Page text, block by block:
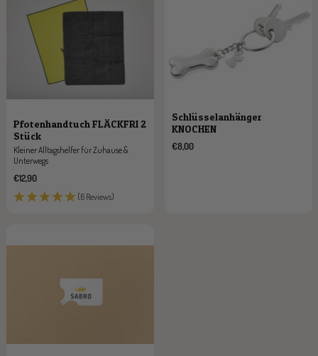
Pfotenhandtuch FLÄCKFRI 2
Stück
Kleiner Alltagshelfer für Zuhause &
Unterwegs
Angebotspreis
€12,90
(6 Reviews)
Schlüsselanhänger
KNOCHEN
Angebotspreis
€8,00